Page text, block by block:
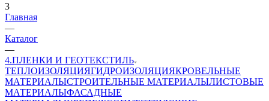
3
Главная
—
Каталог
—
4.ПЛЕНКИ И ГЕОТЕКСТИЛЬ
ТЕПЛОИЗОЛЯЦИЯГИДРОИЗОЛЯЦИЯКРОВЕЛЬНЫЕ
МАТЕРИАЛЫСТРОИТЕЛЬНЫЕ МАТЕРИАЛЫЛИСТОВЫЕ
МАТЕРИАЛЫФАСАДНЫЕ